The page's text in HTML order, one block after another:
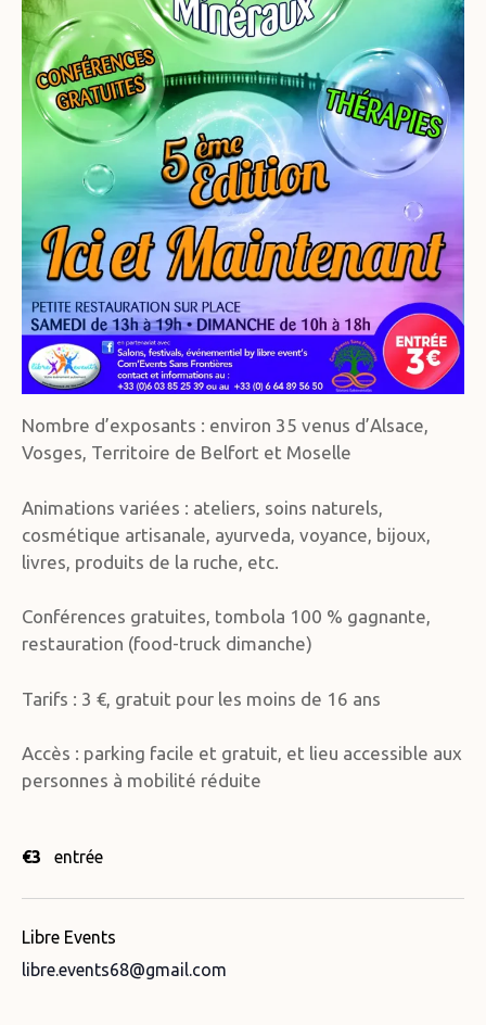
Nombre d’exposants : environ 35 venus d’Alsace,
Vosges, Territoire de Belfort et Moselle
Animations variées : ateliers, soins naturels,
cosmétique artisanale, ayurveda, voyance, bijoux,
livres, produits de la ruche, etc.
Conférences gratuites, tombola 100 % gagnante,
restauration (food-truck dimanche)
Tarifs : 3 €, gratuit pour les moins de 16 ans
Accès : parking facile et gratuit, et lieu accessible aux
personnes à mobilité réduite
€3 entrée
Libre Events
libre.events68@gmail.com